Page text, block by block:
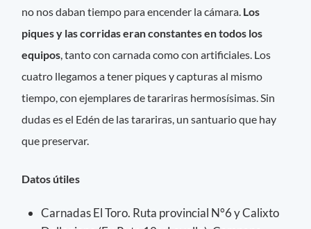
no nos daban tiempo para encender la cámara. Los
piques y las corridas eran constantes en todos los
equipos, tanto con carnada como con artificiales. Los
cuatro llegamos a tener piques y capturas al mismo
tiempo, con ejemplares de tarariras hermosísimas. Sin
dudas es el Edén de las tarariras, un santuario que hay
que preservar.
Datos útiles
Carnadas El Toro. Ruta provincial N°6 y Calixto